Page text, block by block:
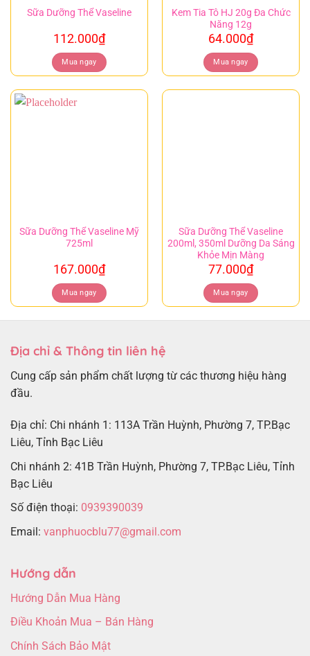
Sữa Dưỡng Thể Vaseline
112.000₫
Mua ngay
Kem Tia Tô HJ 20g Đa Chức
Năng 12g
64.000₫
Mua ngay
Sữa Dưỡng Thể Vaseline Mỹ
725ml
167.000₫
Mua ngay
Sữa Dưỡng Thể Vaseline
200ml, 350ml Dưỡng Da Sáng
Khỏe Mịn Màng
77.000₫
Mua ngay
Địa chỉ & Thông tin liên hệ
Cung cấp sản phẩm chất lượng từ các thương hiệu hàng
đầu.
Địa chỉ: Chi nhánh 1: 113A Trần Huỳnh, Phường 7, TP.Bạc
Liêu, Tỉnh Bạc Liêu
Chi nhánh 2: 41B Trần Huỳnh, Phường 7, TP.Bạc Liêu, Tỉnh
Bạc Liêu
Số điện thoại: 0939390039
Email: vanphuocblu77@gmail.com
Hướng dẫn
Hướng Dẫn Mua Hàng
Điều Khoản Mua – Bán Hàng
Chính Sách Bảo Mật